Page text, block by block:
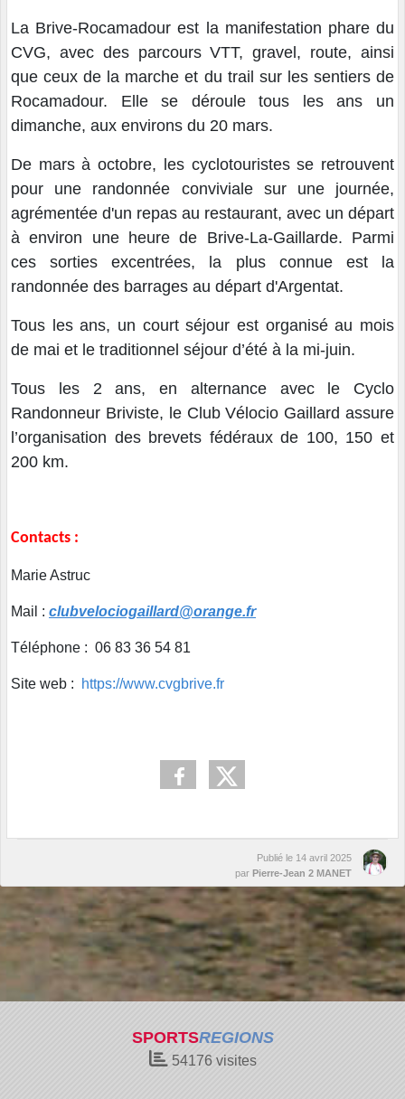
La Brive-Rocamadour est la manifestation phare du
CVG, avec des parcours VTT, gravel, route, ainsi
que ceux de la marche et du trail sur les sentiers de
Rocamadour. Elle se déroule tous les ans un
dimanche, aux environs du 20 mars.
De mars à octobre, les cyclotouristes se retrouvent
pour une randonnée conviviale sur une journée,
agrémentée d'un repas au restaurant, avec un départ
à environ une heure de Brive-La-Gaillarde. Parmi
ces sorties excentrées, la plus connue est la
randonnée des barrages au départ d'Argentat.
Tous les ans, un court séjour est organisé au mois
de mai et le traditionnel séjour d’été à la mi-juin.
Tous les 2 ans, en alternance avec le Cyclo
Randonneur Briviste, le Club Vélocio Gaillard assure
l’organisation des brevets fédéraux de 100, 150 et
200 km.
Contacts :
Marie Astruc
Mail : clubvelociogaillard@orange.fr
Téléphone : 06 83 36 54 81
Site web : https://www.cvgbrive.fr
Publié le 14 avril 2025
par Pierre-Jean 2 MANET
SPORTSREGIONS
54176visites